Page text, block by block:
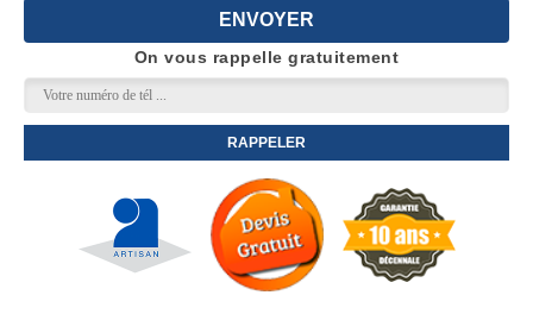
On vous rappelle gratuitement